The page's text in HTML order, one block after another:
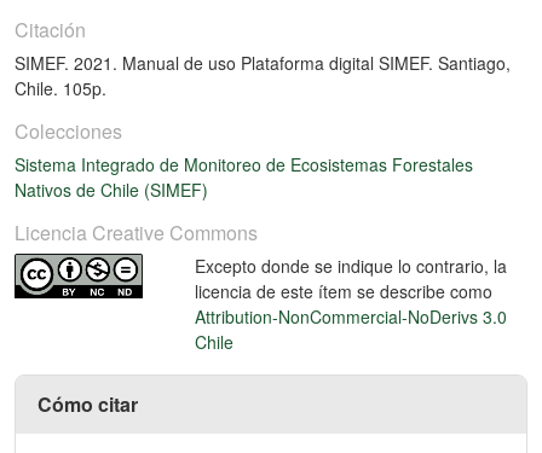
Citación
SIMEF. 2021. Manual de uso Plataforma digital SIMEF. Santiago,
Chile. 105p.
Colecciones
Sistema Integrado de Monitoreo de Ecosistemas Forestales
Nativos de Chile (SIMEF)
Licencia Creative Commons
Excepto donde se indique lo contrario, la
licencia de este ítem se describe como
Attribution-NonCommercial-NoDerivs 3.0
Chile
Cómo citar